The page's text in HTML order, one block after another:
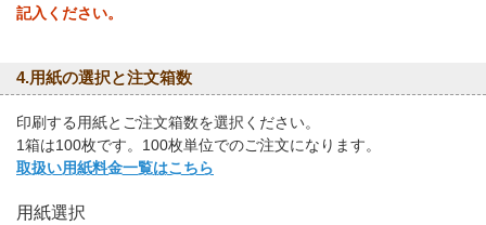
記入ください。
4.用紙の選択と注文箱数
印刷する用紙とご注文箱数を選択ください。
1箱は100枚です。100枚単位でのご注文になります。
取扱い用紙料金一覧はこちら
用紙選択